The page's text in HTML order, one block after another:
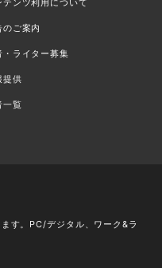
テンツ利用について
のご案内
・ライター募集
提供
一覧
す。PC/デジタル、ワーク&ラ